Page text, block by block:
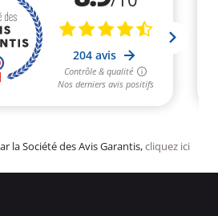
la Société des Avis Garantis,cliquez ici